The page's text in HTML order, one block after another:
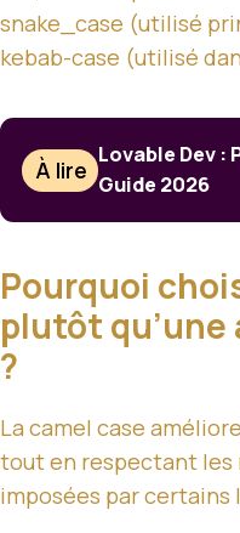
snake_case (utilisé
kebab-case (utilisé
À lire
Lovable Dev :
Guide 2026
Pourquoi
plutôt
?
La camel case
tout en respectant les
imposées par certains